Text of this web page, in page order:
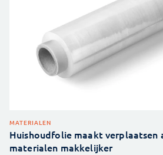
MATERIALEN
Huishoudfolie maakt verplaatsen
materialen makkelijker